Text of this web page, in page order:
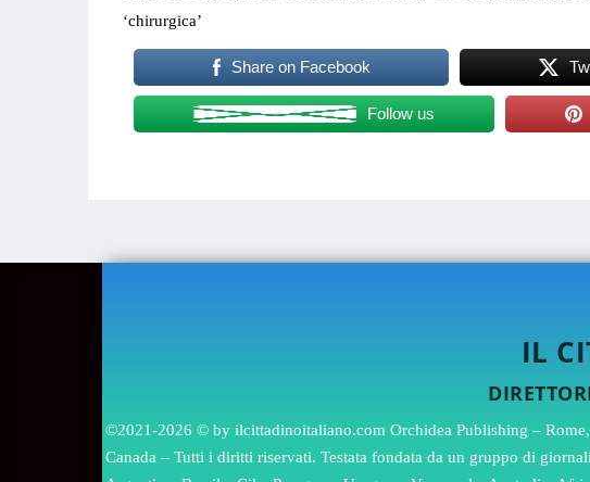
‘chirurgica’
Share on Facebook
Follow us
IL CITTADINO
DIRETTORE
©2021-2026 © by ilcittadinoitaliano.com Orchidea Publishing –
Canada – Tutti i diritti riservati. Testata fondata da un gruppo di